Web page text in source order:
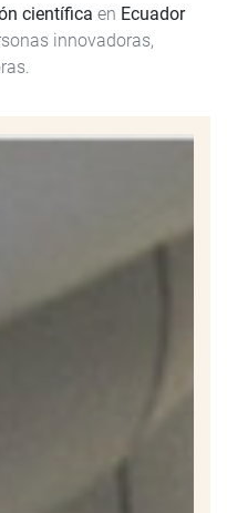
científica en Ecuador
innovadoras,